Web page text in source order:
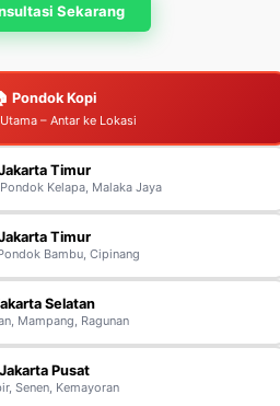
Sekarang
Pondok Kopi
– Antar ke Lokasi
Timur
Kelapa, Malaka Jaya
Timur
Bambu, Cipinang
Selatan
Mampang, Ragunan
Jakarta Pusat
Senen, Kemayoran